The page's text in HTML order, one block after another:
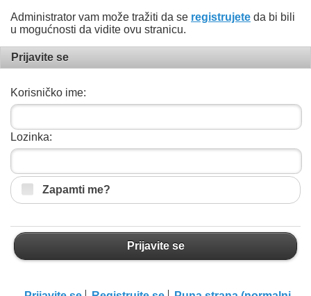
Administrator vam može tražiti da se registrujete da bi bili
u mogućnosti da vidite ovu stranicu.
Prijavite se
Korisničko ime:
Lozinka:
Zapamti me?
Prijavite se